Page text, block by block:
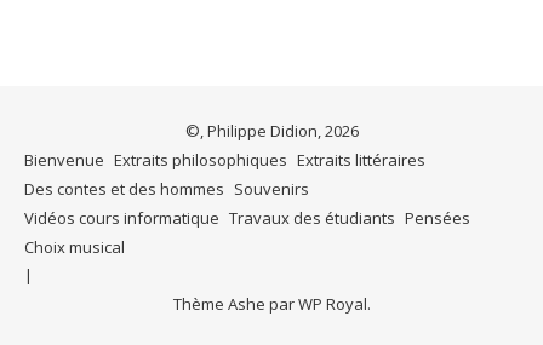
©, Philippe Didion, 2026
Bienvenue Extraits philosophiques Extraits littéraires
Des contes et des hommes Souvenirs
Vidéos cours informatique Travaux des étudiants Pensées
Choix musical
Thème Ashe parWP Royal.